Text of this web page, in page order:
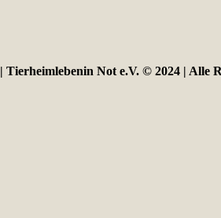
| Tierheimlebenin Not e.V. © 2024 | Alle